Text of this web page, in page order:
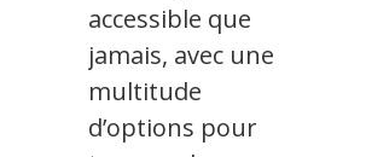
accessible que
jamais, avec une
multitude
d’options pour